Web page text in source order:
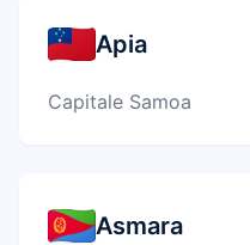
Apia
Capitale Samoa
Asmara